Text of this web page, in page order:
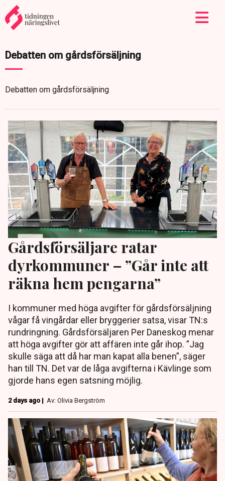
Debatten om gårdsförsäljning
Debatten om gårdsförsäljning
Gårdsförsäljare ratar
dyrkommuner – ”Går inte att
räkna hem pengarna”
I kommuner med höga avgifter för gårdsförsäljning
vågar få vingårdar eller bryggerier satsa, visar TN:s
rundringning. Gårdsförsäljaren Per Daneskog menar
att höga avgifter gör att affären inte går ihop. ”Jag
skulle säga att då har man kapat alla benen”, säger
han till TN. Det var de låga avgifterna i Kävlinge som
gjorde hans egen satsning möjlig.
2 days ago | Av: Olivia Bergström